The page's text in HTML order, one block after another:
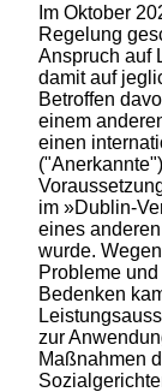
Im Oktober
Regelung
Anspruch auf
damit auf
Betroffen
einem
einen
im »Dublin-
eines
wurde.
Probleme
Bedenken
zur
Maßnahmen